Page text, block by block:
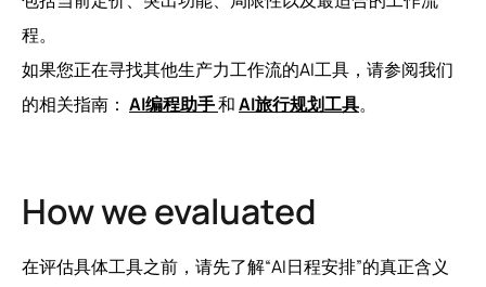
程。
如果您正在寻找其他生产力工作流的AI工具，请参阅我们
的相关指南： AI编程助手和AI旅行规划工具。
How we evaluated
在评估具体工具之前，请先了解“AI日程安排”的真正含义